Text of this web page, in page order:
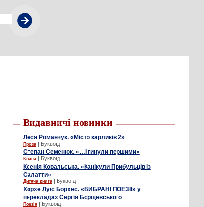
Видавничі новинки
Леся Романчук. «Місто карликів 2»
Проза| Буквоїд
Степан Семенюк. «…І гинули першими»
Книги | Буквоїд
Ксенія Ковальська. «Канікули Прибульців із
Салатти»
Дитяча книга| Буквоїд
Хорхе Луїс Борхес. «ВИБРАНІ ПОЕЗІЇ» у
перекладах Сергія Борщевського
Поезія| Буквоїд